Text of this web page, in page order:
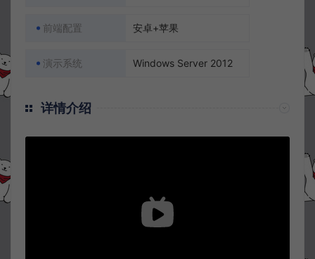
前端配置 安卓+苹果
演示系统 Windows Server 2012
详情介绍